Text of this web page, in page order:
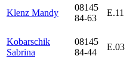
Klenz Mandy
08145
84-63
E.11
Kobarschik
Sabrina
08145
84-44
E.03